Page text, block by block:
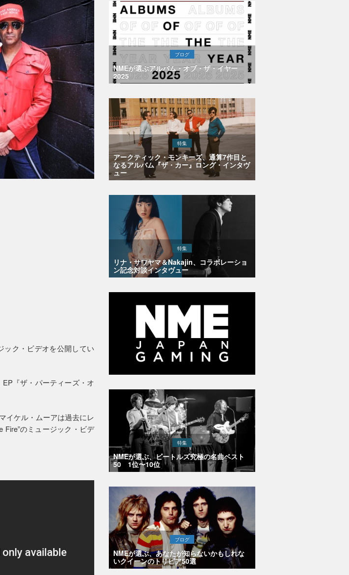
ック・ビデオを公開してい
EP『ザ・パーティーズ・オ
イケル・ムーアは過去にレ
Fire”のミュージック・ビデ
ブログ
NMEが選ぶアルバム・オブ・ザ・イヤー
2025
特集
アークティック・モンキーズ、通算7作目と
なるアルバム『ザ・カー』ロング・インタヴ
ュー
特集
リナ・サワヤマ＆Nakajin、コラボレーショ
ン記念対談インタヴュー
特集
NMEが選ぶ、ビートルズ究極の名曲ベスト
50 1位〜10位
ブログ
NMEが選ぶ、あなたが知らないかもしれな
いクイーンのトリビア50選